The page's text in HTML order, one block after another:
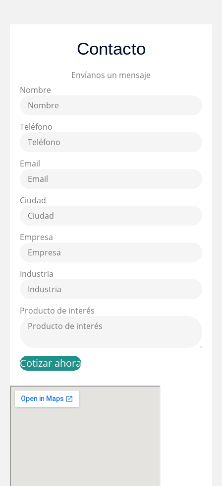
Contacto
Envíanos un mensaje
Nombre
Teléfono
Email
Ciudad
Empresa
Industria
Producto de interés
Cotizar ahora